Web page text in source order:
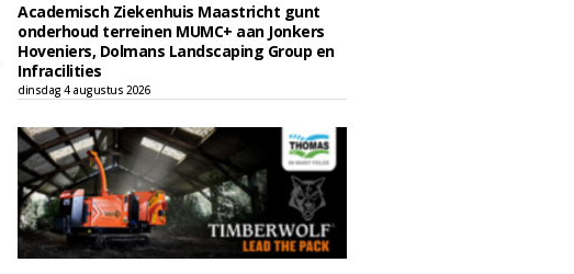
Academisch Ziekenhuis Maastricht gunt
onderhoud terreinen MUMC+ aan Jonkers
Hoveniers, Dolmans Landscaping Group en
Infracilities
dinsdag 4 augustus 2026